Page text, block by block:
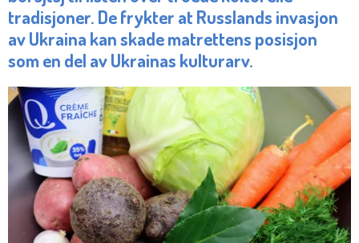
tradisjoner. De frykter at Russlands invasjon
av Ukraina kan skade matrettens posisjon
som en del av Ukrainas kulturarv.